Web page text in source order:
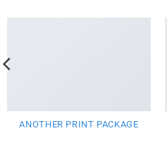
ANOTHER PRINT PACKAGE